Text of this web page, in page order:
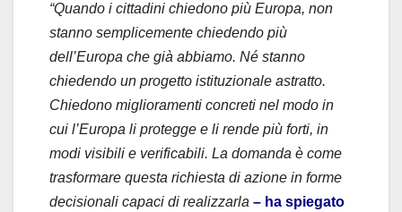
“Quando i cittadini chiedono più Europa, non
stanno semplicemente chiedendo più
dell’Europa che già abbiamo. Né stanno
chiedendo un progetto istituzionale astratto.
Chiedono miglioramenti concreti nel modo in
cui l’Europa li protegge e li rende più forti, in
modi visibili e verificabili. La domanda è come
trasformare questa richiesta di azione in forme
decisionali capaci di realizzarla – ha spiegato